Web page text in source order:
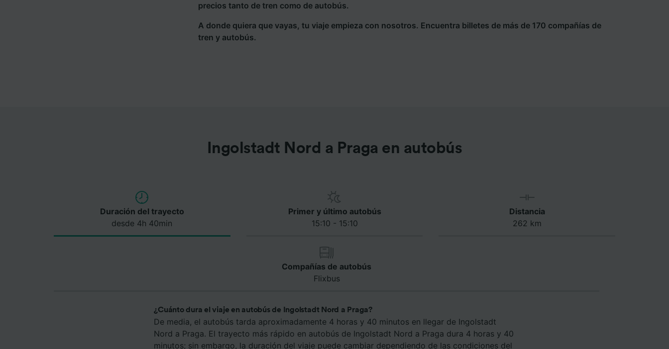
precios tanto de tren como de autobús.
A donde quiera que vayas, tu viaje empieza con nosotros. Encuentra billetes de más de 170 compañías de
tren y autobús.
Ingolstadt Nord a Praga en autobús
Duración del trayecto
desde 4h 40min
Primer y último autobús
15:10 - 15:10
Distancia
262 km
Compañías de autobús
Flixbus
¿Cuánto dura el viaje en autobús de Ingolstadt Nord a Praga?
De media, el autobús tarda aproximadamente 4 horas y 40 minutos en llegar de Ingolstadt
Nord a Praga. El trayecto más rápido en autobús de Ingolstadt Nord a Praga dura 4 horas y 40
minutos; sin embargo, la duración del viaje puede cambiar dependiendo de las condiciones del